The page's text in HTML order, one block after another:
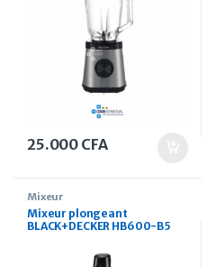
25.000 CFA
Mixeur
Mixeur plongeant
BLACK+DECKER HB600-B5
hachoir 3 en 1